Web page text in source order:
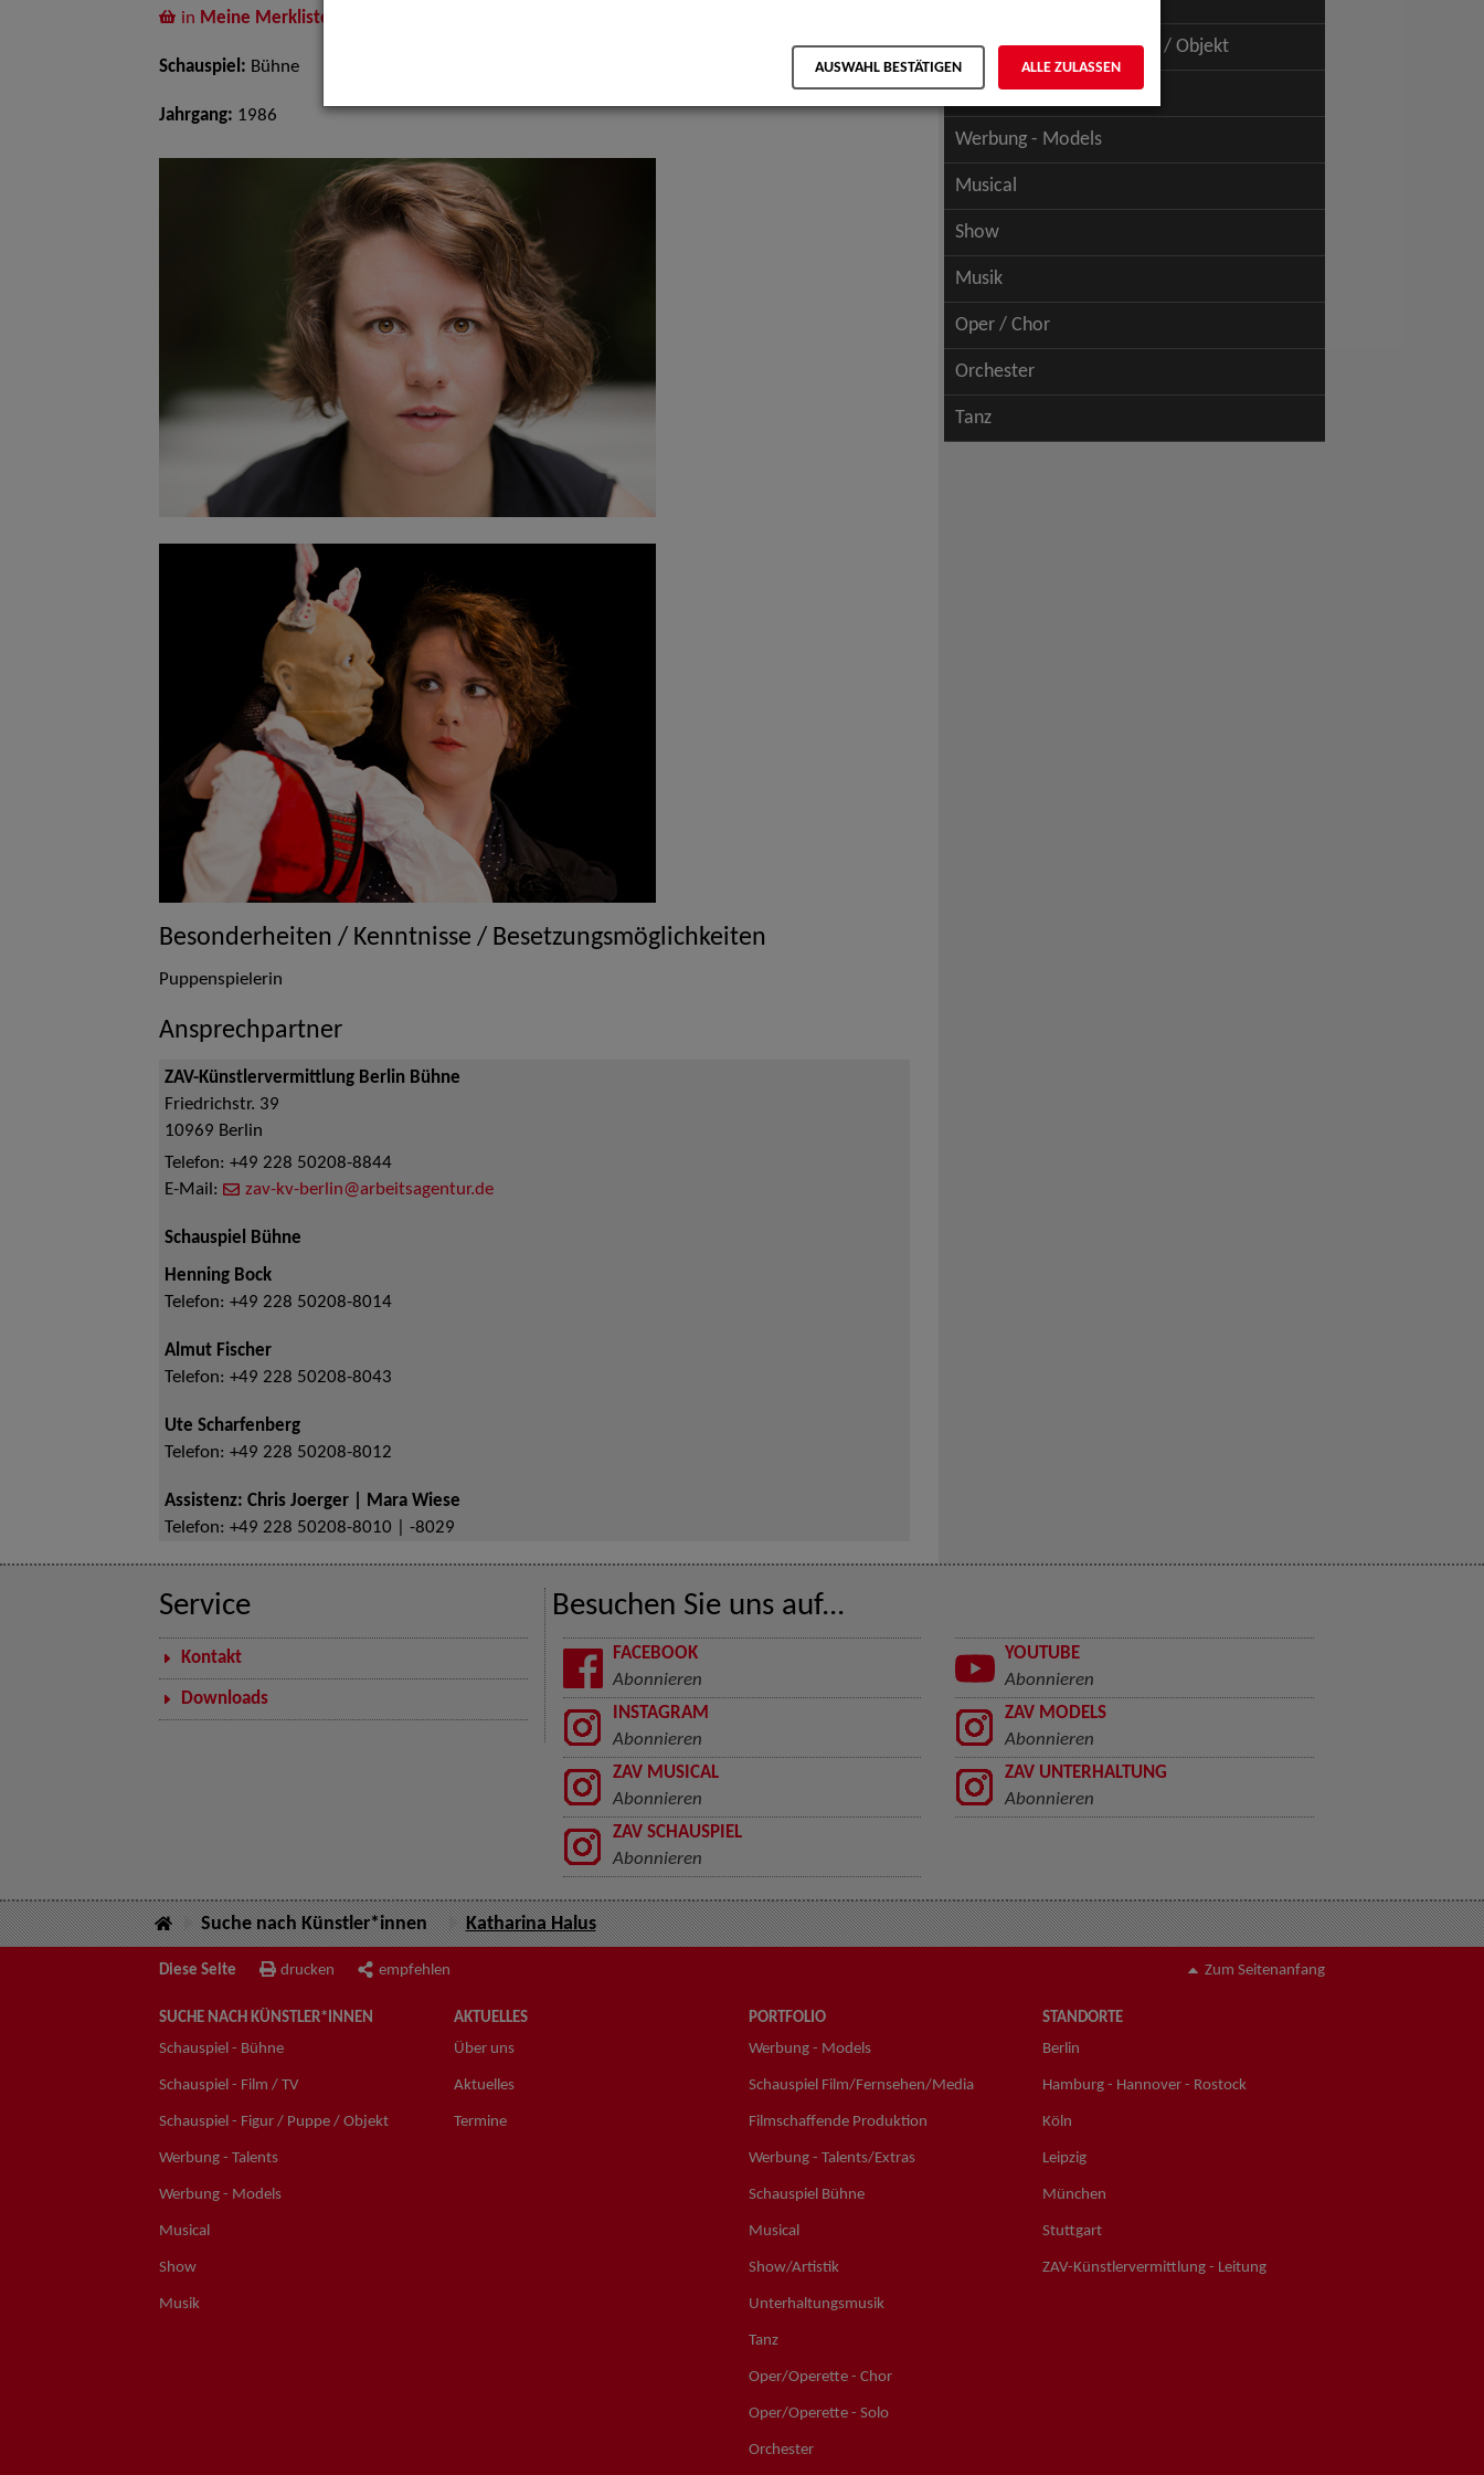
in Meine Merkliste
Schauspiel: Bühne
Jahrgang: 1986
Besonderheiten / Kenntnisse / Besetzungsmöglichkeiten
Puppenspielerin
Ansprechpartner
ZAV-Künstlervermittlung Berlin Bühne
Friedrichstr. 39
10969 Berlin
Telefon: +49 228 50208-8844
E-Mail:
zav-kv-berlin@arbeitsagentur.de
Schauspiel Bühne
Henning Bock
Telefon: +49 228 50208-8014
Almut Fischer
Telefon: +49 228 50208-8043
Ute Scharfenberg
Telefon: +49 228 50208-8012
Assistenz: Chris Joerger | Mara Wiese
Telefon: +49 228 50208-8010 | -8029
Schauspiel - Figur / Puppe / Objekt
Werbung - Talents
Werbung - Models
Musical
Show
Musik
Oper / Chor
Orchester
Tanz
Service
Kontakt
Downloads
Besuchen Sie uns auf...
FACEBOOK
Abonnieren
YOUTUBE
Abonnieren
INSTAGRAM
Abonnieren
ZAV MODELS
Abonnieren
ZAV MUSICAL
Abonnieren
ZAV UNTERHALTUNG
Abonnieren
ZAV SCHAUSPIEL
Abonnieren
Suche nach Künstler*innen Katharina Halus
Diese Seite drucken empfehlen Zum Seitenanfang
SUCHE NACH KÜNSTLER*INNEN
Schauspiel - Bühne
Schauspiel - Film / TV
Schauspiel - Figur / Puppe / Objekt
Werbung - Talents
Werbung - Models
Musical
Show
Musik
AKTUELLES
Über uns
Aktuelles
Termine
PORTFOLIO
Werbung - Models
Schauspiel Film/Fernsehen/Media
Filmschaffende Produktion
Werbung - Talents/Extras
Schauspiel Bühne
Musical
Show/Artistik
Unterhaltungsmusik
Tanz
Oper/Operette - Chor
Oper/Operette - Solo
Orchester
STANDORTE
Berlin
Hamburg - Hannover - Rostock
Köln
Leipzig
München
Stuttgart
ZAV-Künstlervermittlung - Leitung
AUSWAHL BESTÄTIGEN ALLE ZULASSEN